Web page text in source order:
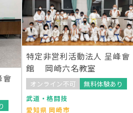
會
特定非営利活動法人 呈峰會
館 岡崎六名教室
オンライン不可
無料体験あり
武道・格闘技
愛知県 岡崎市